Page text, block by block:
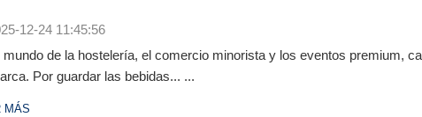
12-24 11:45:56
mundo de la hostelería, el comercio minorista y los eventos premium,
Por guardar las bebidas... ...
MÁS